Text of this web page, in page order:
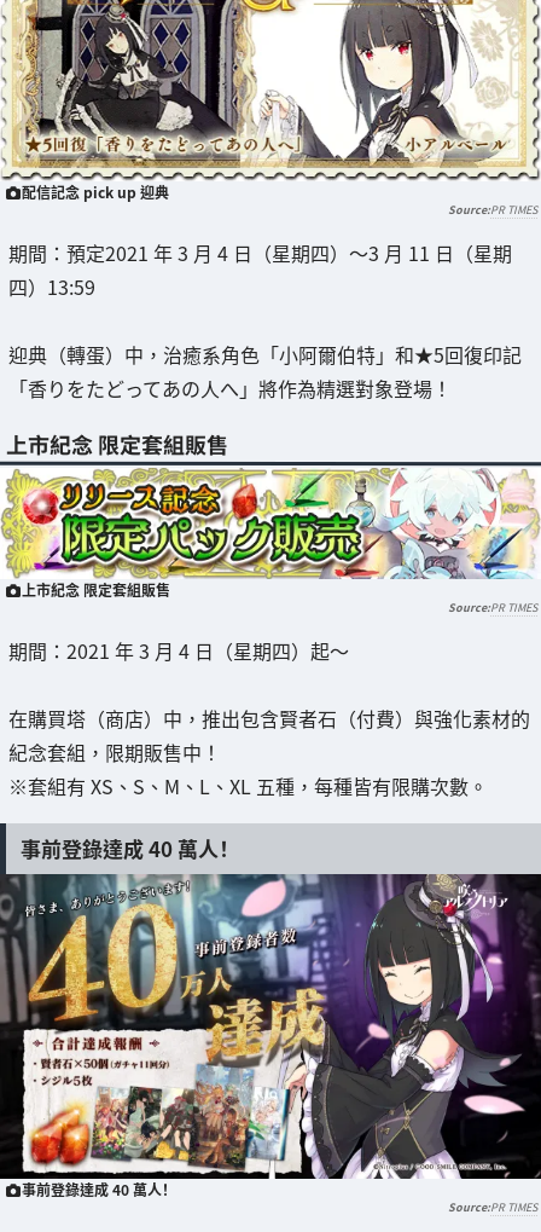
配信記念 pick up 迎典
PR TIMES
期間：預定2021 年 3 月 4 日（星期四）～3 月 11 日（星期
四）13:59
迎典（轉蛋）中，治癒系角色「小阿爾伯特」和★5回復印記
「香りをたどってあの人へ」將作為精選對象登場！
上市紀念 限定套組販售
上市紀念 限定套組販售
PR TIMES
期間：2021 年 3 月 4 日（星期四）起～
在購買塔（商店）中，推出包含賢者石（付費）與強化素材的
紀念套組，限期販售中！
※套組有 XS、S、M、L、XL 五種，每種皆有限購次數。
事前登錄達成 40 萬人！
事前登錄達成 40 萬人！
PR TIMES